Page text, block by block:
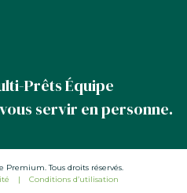
Prêts Équipe
servir en personne.
Tous droits réservés.
| Conditions d’utilisation